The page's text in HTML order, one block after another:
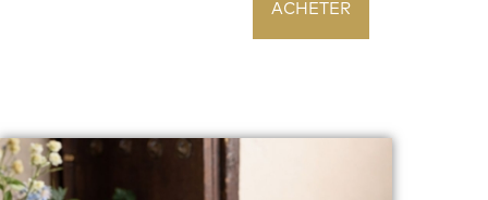
ACHETER